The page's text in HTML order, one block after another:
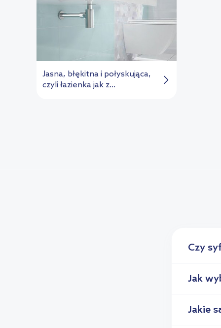
Jasna, błękitna i połyskująca,
czyli łazienka jak z...
Czy
Jak
Jakie